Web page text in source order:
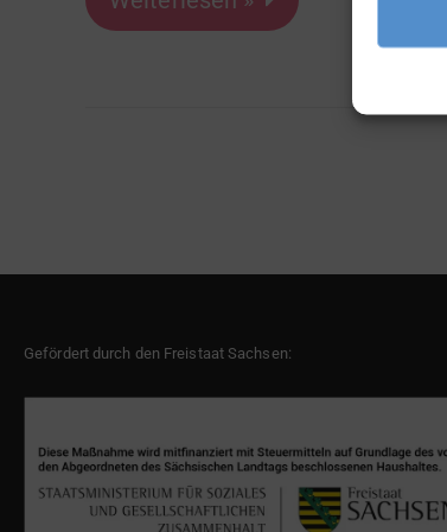
Gefördert durch den Freistaat Sachsen: